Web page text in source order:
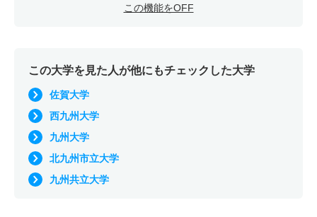
この機能をOFF
この大学を見た人が他にもチェックした大学
佐賀大学
西九州大学
九州大学
北九州市立大学
九州共立大学